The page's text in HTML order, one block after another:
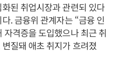
된 취업시장과 관련되 있다
. 금융위 관계자는 “금융 인
격증을 도입했으나 최근 취
질돼 애초 취지가 흐려졌